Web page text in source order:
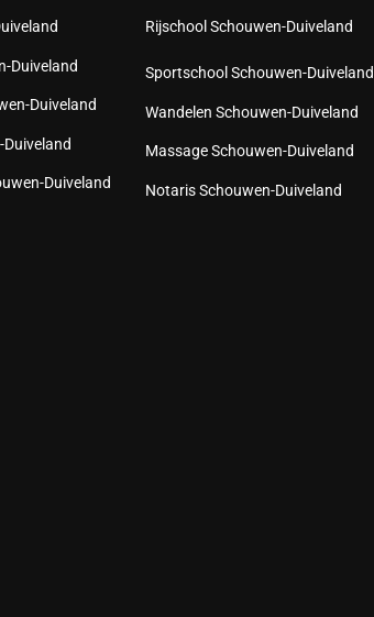
Duiveland
Duiveland
Duiveland
Rijschool Schouwen-Duiveland
Sportschool Schouwen-Duiveland
Wandelen Schouwen-Duiveland
Massage Schouwen-Duiveland
Notaris Schouwen-Duiveland